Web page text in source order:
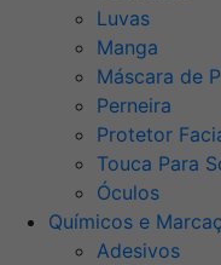
Luvas
Manga
Máscara de
Perneira
Protetor
Touca Para
Óculos
Químicos e
Adesivos